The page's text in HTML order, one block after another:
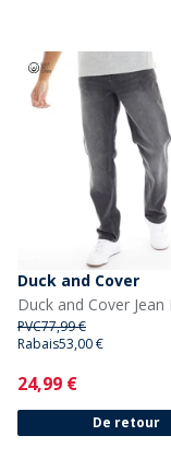
Duck and Cover
PVC77,99 €
Rabais53,00 €
Current
24,99 €
De retour